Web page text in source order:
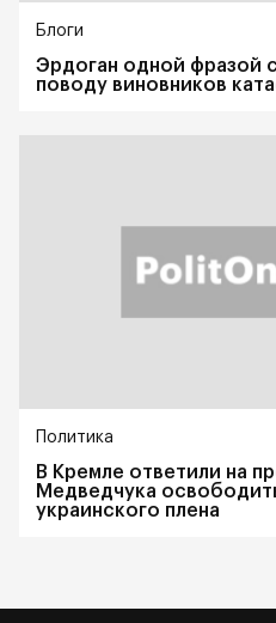
Блоги
Эрдоган одной фразой
поводу виновников
Политика
В Кремле ответили на
Медведчука
украинского плена